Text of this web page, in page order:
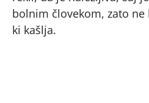
bolnim človekom, zato
ki kašlja.